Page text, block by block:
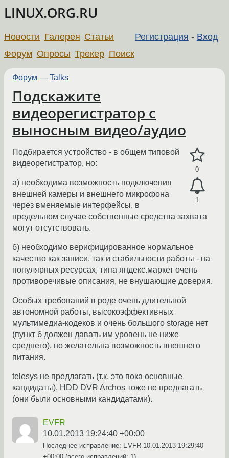
LINUX.ORG.RU
Регистрация - Вход
Новости Галерея Статьи
Форум Опросы Трекер Поиск
Форум — Talks
Подскажите
видеорегистратор с
выносным видео/аудио
0
1
Подбирается устройство - в общем типовой
видеорегистратор, но:
а) необходима возможность подключения
внешней камеры и внешнего микрофона
через вменяемые интерфейсы, в
предельном случае собственные средства захвата
могут отсутствовать.
б) необходимо верифицированное нормальное
качество как записи, так и стабильности работы - на
популярных ресурсах, типа яндекс.маркет очень
противоречивые описания, не внушающие доверия.
Особых требований в роде очень длительной
автономной работы, высокоэффективных
мультимедиа-кодеков и очень большого storage нет
(пункт б должен давать им уровень не ниже
среднего), но желательна возможность внешнего
питания.
telesys не предлагать (т.к. это пока основные
кандидаты), HDD DVR Archos тоже не предлагать
(они были основными кандидатами).
EVFR
10.01.2013 19:24:40 +00:00
Последнее исправление: EVFR 10.01.2013 19:29:40